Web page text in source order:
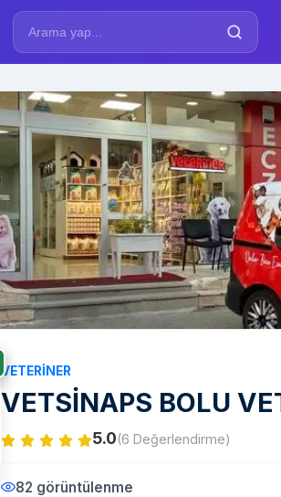
VETERINER
VETSİNAPS BOLU
5.0(6 Değerlendirme)
82 görüntülenme